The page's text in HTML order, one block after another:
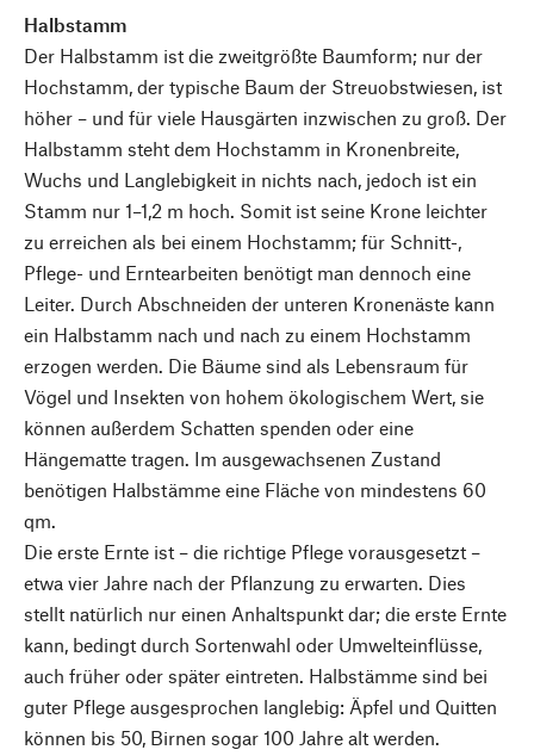
Halbstamm
Der Halbstamm ist die zweitgrößte Baumform; nur der
Hochstamm, der typische Baum der Streuobstwiesen, ist
höher – und für viele Hausgärten inzwischen zu groß. Der
Halbstamm steht dem Hochstamm in Kronen­breite,
Wuchs und Langlebigkeit in nichts nach, jedoch ist ein
Stamm nur ­1–1,2 m hoch. Somit ist seine ­Krone leichter
zu erreichen als bei einem Hochstamm; für Schnitt-,
Pflege- und Erntearbeiten benötigt man dennoch eine
Leiter. Durch Abschneiden der unteren Kronenäste kann
ein Halbstamm nach und nach zu einem Hochstamm
erzogen werden. Die Bäume sind als Lebensraum für
Vögel und Insekten von hohem ökologischem Wert, sie
können außerdem Schatten spenden oder eine
Hängematte tragen. Im ausgewachsenen Zustand
benötigen Halbstämme eine Fläche von mindestens 60
qm.
Die erste Ernte ist – die richtige Pflege vorausgesetzt –
etwa vier Jahre nach der Pflanzung zu erwarten. Dies
stellt natürlich nur einen Anhaltspunkt dar; die erste Ernte
kann, bedingt durch Sortenwahl oder Umwelteinflüsse,
auch früher oder später eintreten. Halbstämme sind bei
guter Pflege ausgesprochen langlebig: Äpfel und Quitten
können bis 50, Birnen sogar 100 Jahre alt werden.